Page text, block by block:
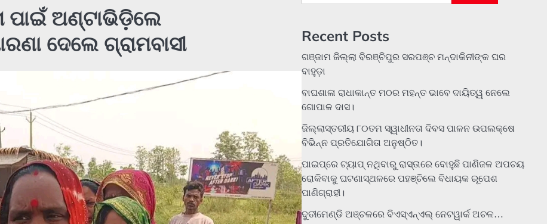
ପାଇଁ ଅଣ୍ଟାଭିଡ଼ିଲେ
ଦେଲେ ଗ୍ରାମବାସୀ
for:
Recent Posts
ଗଞ୍ଜାମ ଜିଲ୍ଲା ବିରଞ୍ଚିପୁର ସରପଞ୍ଚ ମନ୍ଦାକିନୀଙ୍କ ଘର
ବାହୁଡ଼ା
ବାଘଶାଳା ରାଧାକାନ୍ତ ମଠର ମହନ୍ତ ଭାବେ ଦାୟିତ୍ୱ ନେଲେ
ଗୋପାଳ ଦାସ।
ଜିଲ୍ଲାସ୍ତରୀୟ ୮୦ତମ ସ୍ୱାଧୀନତା ଦିବସ ପାଳନ ଉପଲକ୍ଷେ
ବିଭିନ୍ନ ପ୍ରତିଯୋଗିତା ଅନୁଷ୍ଠିତ।
ପାଇପ୍‌ରେ ଟ୍ୟାପ୍‌ ନଥିବାରୁ ରାସ୍ତାରେ ବୋହୁଛି ପାଣିଜଳ ଅପଚୟ
ରୋକିବାକୁ ଘଟଣାସ୍ଥଳରେ ପହଞ୍ଚିଲେ ବିଧାୟକ ରୂପେଶ
ପାଣିଗ୍ରାହୀ।
ଦୁତୀମେଣ୍ଡି ଅଞ୍ଚଳରେ ବିଏସ୍‌ଏନ୍‌ଏଲ୍‌ ନେଟୱାର୍କ ଅଚଳ…